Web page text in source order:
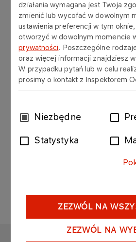
działania wymagana jest Twoja
zmienić lub wycofać w dowolnym
ustawienia preferencji w tym
otworzyć w dowolnym momencie
prywatności. Poszczególne
oraz więcej informacji znajdziesz
W przypadku pytań lub w celu
prosimy o kontakt z Inspektorem
WybórNiezbędne
Statystyka
ZEZWÓL NA
ZEZWÓL NA
Inspektor Ochrony Danych
sp. z o.o.
Bożena Osmańska
e-mail:RODO-
tel.: (24) 201 04 42
Kontakt jest możliwy również za
poczty tradycyjnej:
145,
Adres do korespondencji:
o. ul. Zglenickiego 44, 09-411
dane osobowe